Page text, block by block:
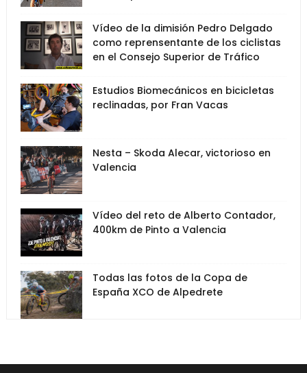
Vídeo de la dimisión Pedro Delgado
como reprensentante de los ciclistas
en el Consejo Superior de Tráfico
Estudios Biomecánicos en bicicletas
reclinadas, por Fran Vacas
Nesta – Skoda Alecar, victorioso en
Valencia
Vídeo del reto de Alberto Contador,
400km de Pinto a Valencia
Todas las fotos de la Copa de
España XCO de Alpedrete